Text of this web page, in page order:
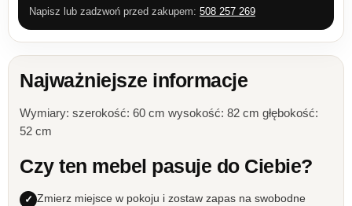
Napisz lub zadzwoń przed zakupem: 508 257 269
Najważniejsze informacje
Wymiary: szerokość: 60 cm wysokość: 82 cm głębokość:
52 cm
Czy ten mebel pasuje do Ciebie?
Zmierz miejsce w pokoju i zostaw zapas na swobodne